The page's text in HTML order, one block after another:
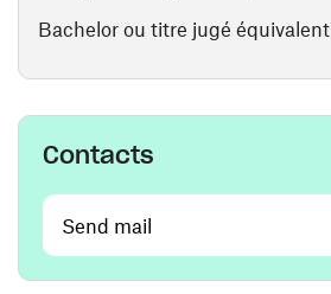
Bachelor ou titre jugé équivalent
Contacts
Send mail